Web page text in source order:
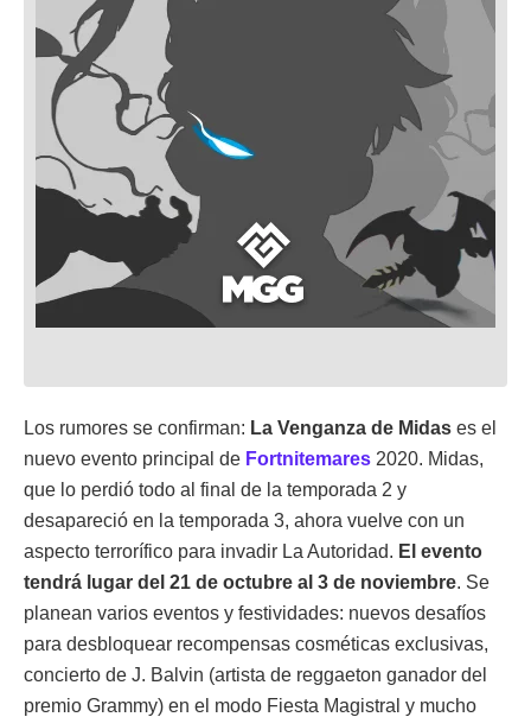
Los rumores se confirman: La Venganza de Midas es el
nuevo evento principal de Fortnitemares 2020. Midas,
que lo perdió todo al final de la temporada 2 y
desapareció en la temporada 3, ahora vuelve con un
aspecto terrorífico para invadir La Autoridad. El evento
tendrá lugar del 21 de octubre al 3 de noviembre. Se
planean varios eventos y festividades: nuevos desafíos
para desbloquear recompensas cosméticas exclusivas,
concierto de J. Balvin (artista de reggaeton ganador del
premio Grammy) en el modo Fiesta Magistral y mucho